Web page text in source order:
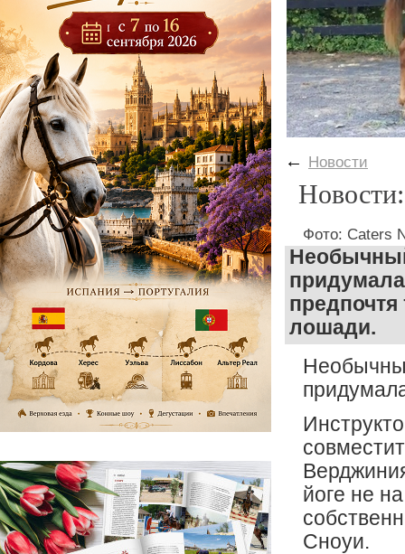
← Новости
Фото: Caters
лошади.
йоге не
Сноуи.